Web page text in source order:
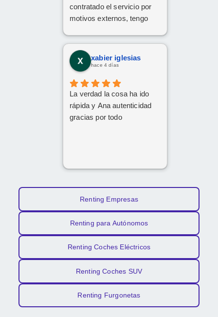
contratado el servicio por
motivos externos, tengo
decido dar el paso, volveré
a ponerme en sus manos
sin dudarlo. Da gusto
atentas, profesionales y
gracias por todo!
xabier iglesias
hace 4 días
La verdad la cosa ha ido
rápida y Ana autenticidad
gracias por todo
Renting Empresas
Renting para Autónomos
Renting Coches Eléctricos
Renting Coches SUV
Renting Furgonetas